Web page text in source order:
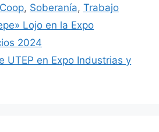
, Soberanía, Trabajo
Lojo en la Expo
2024
UTEP en Expo Industrias y